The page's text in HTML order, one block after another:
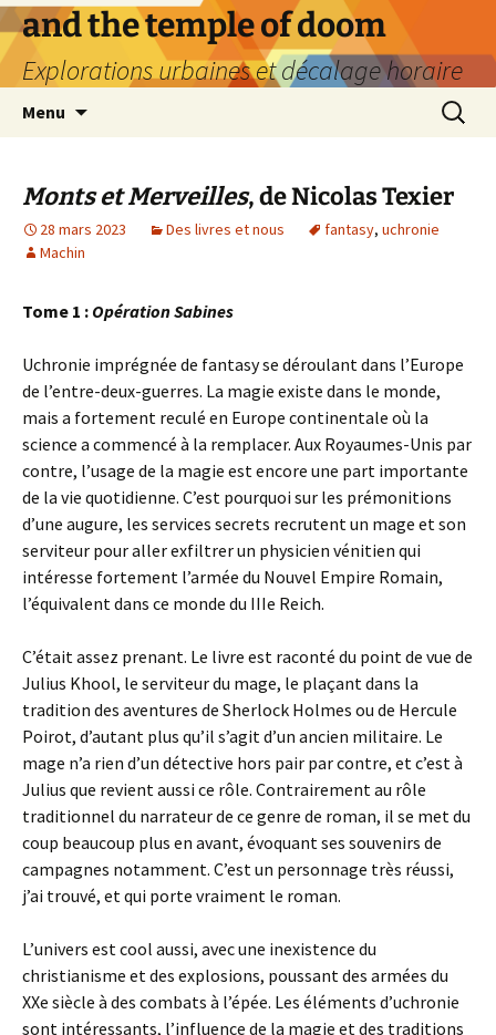
Aller
au
contenu
and the temple of doom
Explorations urbaines et décalage horaire
Menu
Monts et Merveilles, de Nicolas Texier
28 mars 2023 Des livres et nous fantasy, uchronie
Machin
Tome 1 : Opération Sabines
Uchronie imprégnée de fantasy se déroulant dans l’Europe
de l’entre-deux-guerres. La magie existe dans le monde,
mais a fortement reculé en Europe continentale où la
science a commencé à la remplacer. Aux Royaumes-Unis par
contre, l’usage de la magie est encore une part importante
de la vie quotidienne. C’est pourquoi sur les prémonitions
d’une augure, les services secrets recrutent un mage et son
serviteur pour aller exfiltrer un physicien vénitien qui
intéresse fortement l’armée du Nouvel Empire Romain,
l’équivalent dans ce monde du IIIe Reich.
C’était assez prenant. Le livre est raconté du point de vue de
Julius Khool, le serviteur du mage, le plaçant dans la
tradition des aventures de Sherlock Holmes ou de Hercule
Poirot, d’autant plus qu’il s’agit d’un ancien militaire. Le
mage n’a rien d’un détective hors pair par contre, et c’est à
Julius que revient aussi ce rôle. Contrairement au rôle
traditionnel du narrateur de ce genre de roman, il se met du
coup beaucoup plus en avant, évoquant ses souvenirs de
campagnes notamment. C’est un personnage très réussi,
j’ai trouvé, et qui porte vraiment le roman.
L’univers est cool aussi, avec une inexistence du
christianisme et des explosions, poussant des armées du
XXe siècle à des combats à l’épée. Les éléments d’uchronie
sont intéressants, l’influence de la magie et des traditions